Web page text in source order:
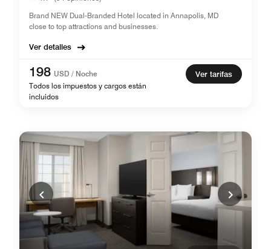
Brand NEW Dual-Branded Hotel located in Annapolis, MD
close to top attractions and businesses.
Ver detalles
198 USD / Noche
Todos los impuestos y cargos están
incluidos
Ver tarifas